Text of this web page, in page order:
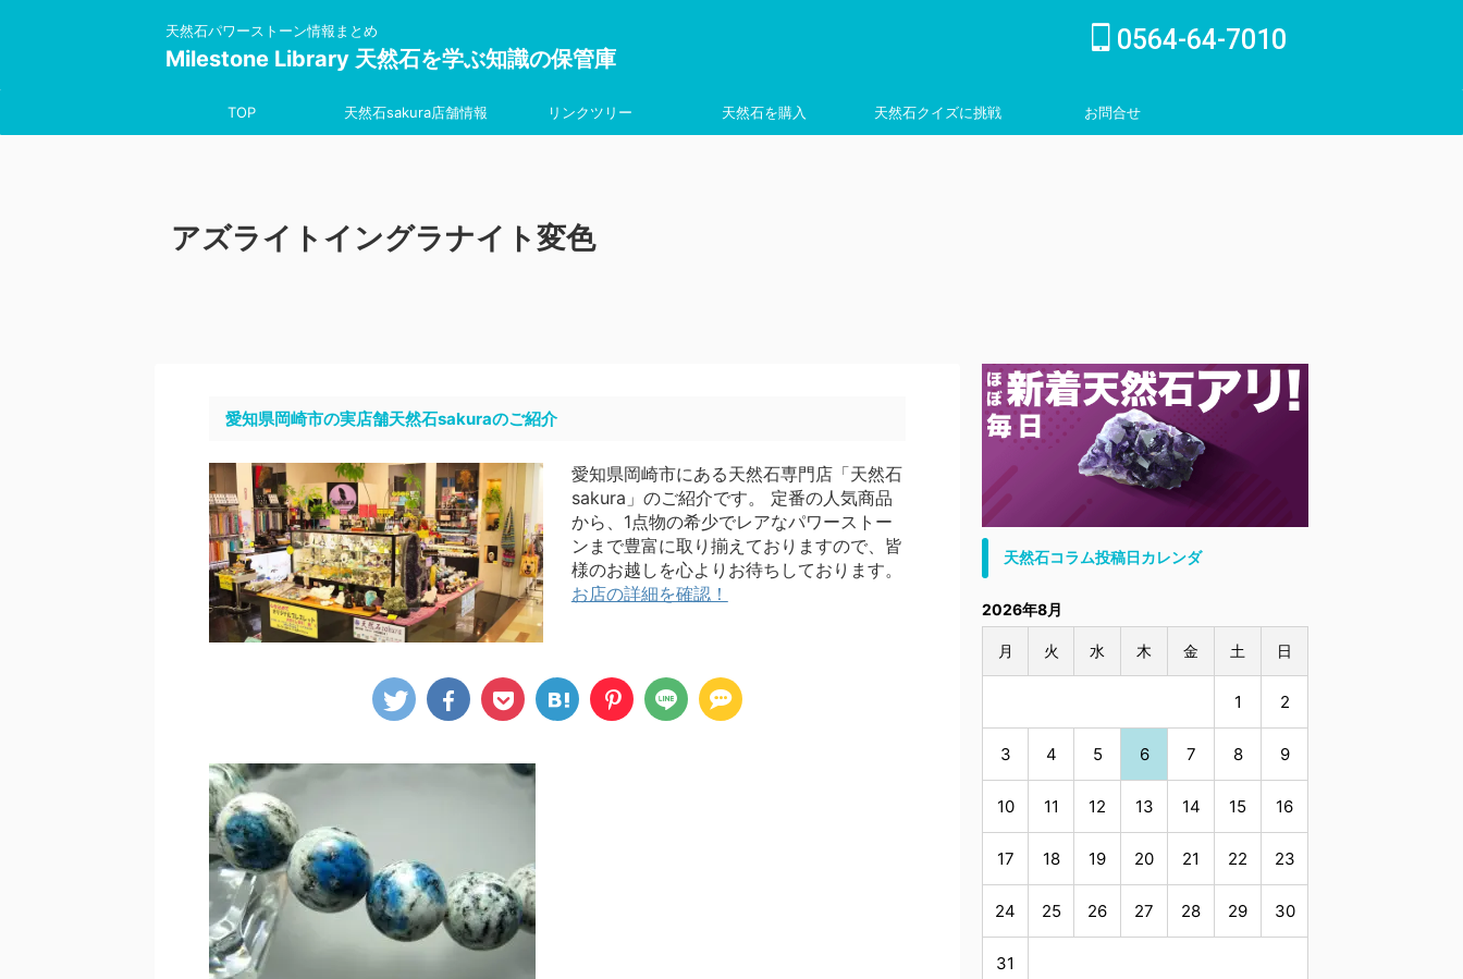
天然石パワーストーン情報まとめ
Milestone Library 天然石を学ぶ知識の保管庫
0564-64-7010
TOP 天然石sakura店舗情報 リンクツリー 天然石を購入 天然石クイズに挑戦 お問合せ
アズライトイングラナイト変色
愛知県岡崎市の実店舗天然石sakuraのご紹介
愛知県岡崎市にある天然石専門店「天然石
sakura」のご紹介です。 定番の人気商品
から、1点物の希少でレアなパワーストー
ンまで豊富に取り揃えておりますので、皆
様のお越しを心よりお待ちしております。
お店の詳細を確認！
天然石コラム投稿日カレンダ
2026年8月
月 火 水 木 金 土 日
1 2
3 4 5 6 7 8 9
10 11 12 13 14 15 16
17 18 19 20 21 22 23
24 25 26 27 28 29 30
31